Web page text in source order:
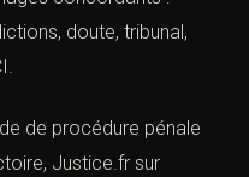
concordants :
doute, tribunal,
de procédure pénale